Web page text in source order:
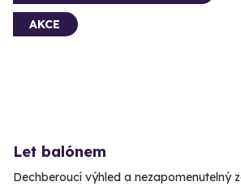
AKCE
Let balónem
Dechberoucí výhled a nezapomenutelný